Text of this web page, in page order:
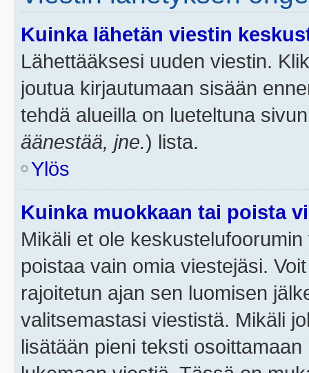
Kuinka lähetän viestin
Lähettääksesi uuden viestin.
joutua kirjautumaan sisään
tehdä alueilla on lueteltuna
äänestää, jne.) lista.
Ylös
Kuinka muokkaan tai poista
Mikäli et ole
poistaa vain omia viestejäsi.
rajoitetun ajan sen luomisen
valitsemastasi viestistä. Mikäli
lisätään pieni teksti